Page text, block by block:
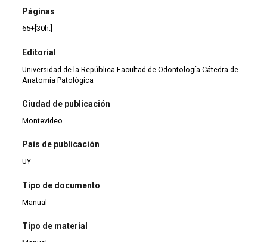
Páginas
65+[30h.]
Editorial
Universidad de la República.Facultad de Odontología.Cátedra de
Anatomía Patológica
Ciudad de publicación
Montevideo
País de publicación
UY
Tipo de documento
Manual
Tipo de material